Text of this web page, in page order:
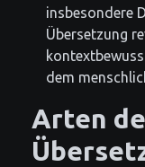
insbesondere
Übersetzung
dem
Arten